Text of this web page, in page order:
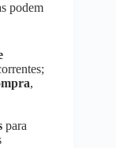
podem
,
para